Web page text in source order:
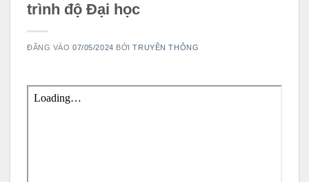
trình độ Đại học
ĐĂNG VÀO07/05/2024 BỞITRUYỀN THÔNG